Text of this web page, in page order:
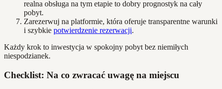
realna obsługa na tym etapie to dobry prognostyk na cały
pobyt.
Zarezerwuj na platformie, która oferuje transparentne warunki
i szybkie potwierdzenie rezerwacji.
Każdy krok to inwestycja w spokojny pobyt bez niemiłych
niespodzianek.
Checklist: Na co zwracać uwagę na miejscu